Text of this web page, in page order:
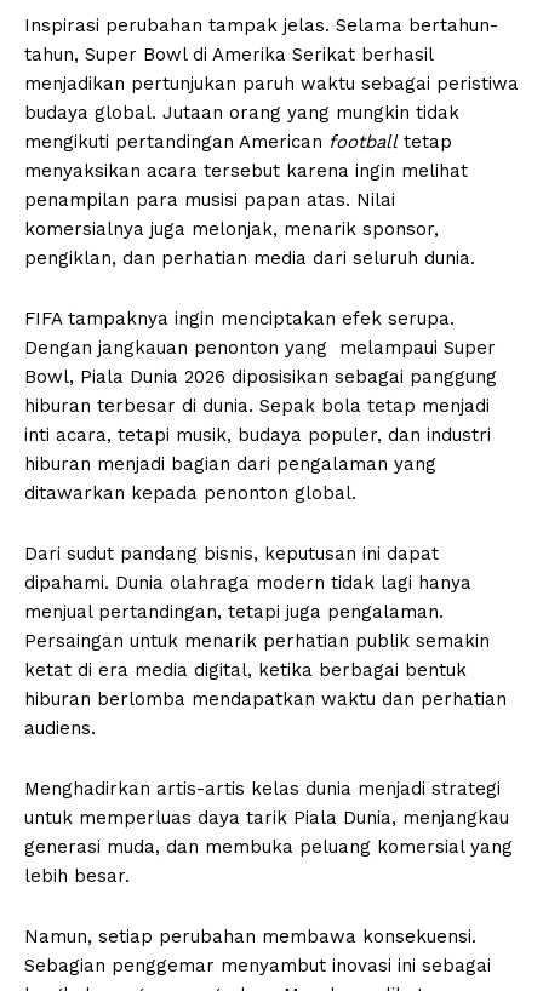
Inspirasi perubahan tampak jelas. Selama bertahun-
tahun, Super Bowl di Amerika Serikat berhasil
menjadikan pertunjukan paruh waktu sebagai peristiwa
budaya global. Jutaan orang yang mungkin tidak
mengikuti pertandingan American footballtetap
menyaksikan acara tersebut karena ingin melihat
penampilan para musisi papan atas. Nilai
komersialnya juga melonjak, menarik sponsor,
pengiklan, dan perhatian media dari seluruh dunia.
FIFA tampaknya ingin menciptakan efek serupa.
Dengan jangkauan penonton yang melampaui Super
Bowl, Piala Dunia 2026 diposisikan sebagai panggung
hiburan terbesar di dunia. Sepak bola tetap menjadi
inti acara, tetapi musik, budaya populer, dan industri
hiburan menjadi bagian dari pengalaman yang
ditawarkan kepada penonton global.
Dari sudut pandang bisnis, keputusan ini dapat
dipahami. Dunia olahraga modern tidak lagi hanya
menjual pertandingan, tetapi juga pengalaman.
Persaingan untuk menarik perhatian publik semakin
ketat di era media digital, ketika berbagai bentuk
hiburan berlomba mendapatkan waktu dan perhatian
audiens.
Menghadirkan artis-artis kelas dunia menjadi strategi
untuk memperluas daya tarik Piala Dunia, menjangkau
generasi muda, dan membuka peluang komersial yang
lebih besar.
Namun, setiap perubahan membawa konsekuensi.
Sebagian penggemar menyambut inovasi ini sebagai